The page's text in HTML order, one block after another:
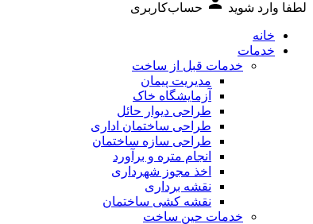
لطفا وارد شوید
حساب‌کاربری
خانه
خدمات
خدمات قبل از ساخت
مدیریت پیمان
آزمایشگاه خاک
طراحی دیوار حائل
طراحی ساختمان اداری
طراحی سازه ساختمان
انجام متره و برآورد
اخذ مجوز شهرداری
نقشه برداری
نقشه کشی ساختمان
خدمات حین ساخت